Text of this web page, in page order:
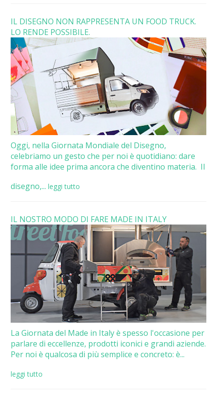
IL DISEGNO NON RAPPRESENTA UN FOOD TRUCK.
LO RENDE POSSIBILE.
Oggi, nella Giornata Mondiale del Disegno,
celebriamo un gesto che per noi è quotidiano: dare
forma alle idee prima ancora che diventino materia. Il
disegno,... leggi tutto
IL NOSTRO MODO DI FARE MADE IN ITALY
La Giornata del Made in Italy è spesso l'occasione per
parlare di eccellenze, prodotti iconici e grandi aziende.
Per noi è qualcosa di più semplice e concreto: è...
leggi tutto